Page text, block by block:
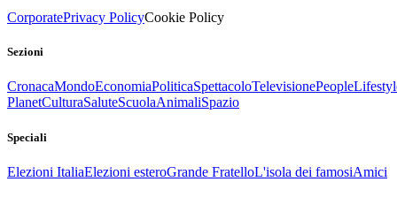
CorporatePrivacy PolicyCookie Policy
Sezioni
CronacaMondoEconomiaPoliticaSpettacoloTelevisionePeople
PlanetCulturaSaluteScuolaAnimaliSpazio
Speciali
Elezioni ItaliaElezioni esteroGrande FratelloL'isola dei famosiAmici